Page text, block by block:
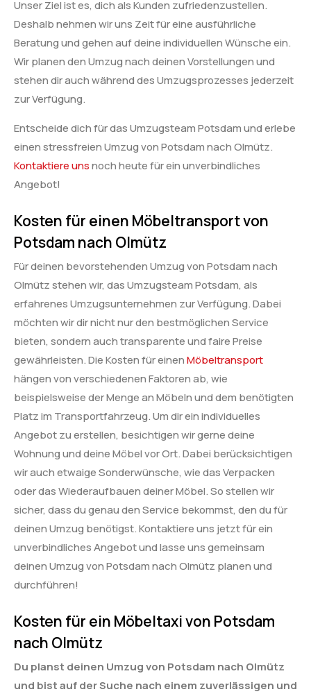
Unser Ziel ist es, dich als Kunden zufriedenzustellen.
Deshalb nehmen wir uns Zeit für eine ausführliche
Beratung und gehen auf deine individuellen Wünsche ein.
Wir planen den Umzug nach deinen Vorstellungen und
stehen dir auch während des Umzugsprozesses jederzeit
zur Verfügung.
Entscheide dich für das Umzugsteam Potsdam und erlebe
einen stressfreien Umzug von Potsdam nach Olmütz.
Kontaktiere unsnoch heute für ein unverbindliches
Angebot!
Kosten für einen Möbeltransport von
Potsdam nach Olmütz
Für deinen bevorstehenden Umzug von Potsdam nach
Olmütz stehen wir, das Umzugsteam Potsdam, als
erfahrenes Umzugsunternehmen zur Verfügung. Dabei
möchten wir dir nicht nur den bestmöglichen Service
bieten, sondern auch transparente und faire Preise
gewährleisten. Die Kosten für einenMöbeltransport
hängen von verschiedenen Faktoren ab, wie
beispielsweise der Menge an Möbeln und dem benötigten
Platz im Transportfahrzeug. Um dir ein individuelles
Angebot zu erstellen, besichtigen wir gerne deine
Wohnung und deine Möbel vor Ort. Dabei berücksichtigen
wir auch etwaige Sonderwünsche, wie das Verpacken
oder das Wiederaufbauen deiner Möbel. So stellen wir
sicher, dass du genau den Service bekommst, den du für
deinen Umzug benötigst. Kontaktiere uns jetzt für ein
unverbindliches Angebot und lasse uns gemeinsam
deinen Umzug von Potsdam nach Olmütz planen und
durchführen!
Kosten für ein Möbeltaxi von Potsdam
nach Olmütz
Du planst deinen Umzug von Potsdam nach Olmütz
und bist auf der Suche nach einem zuverlässigen und